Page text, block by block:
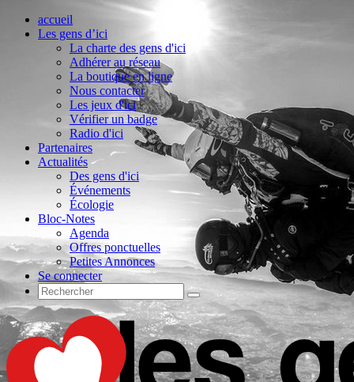
accueil
Les gens d’ici
La charte des gens d'ici
Adhérer au réseau
La boutique en ligne
Nous contacter
Les jeux d'ici
Vérifier un badge
Radio d'ici
Partenaires
Actualités
Des gens d'ici
Événements
Écologie
Bloc-Notes
Agenda
Offres ponctuelles
Petites Annonces
Se connecter